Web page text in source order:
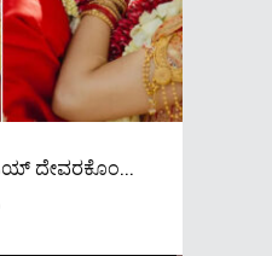
ದೇವರಕೊಂ...